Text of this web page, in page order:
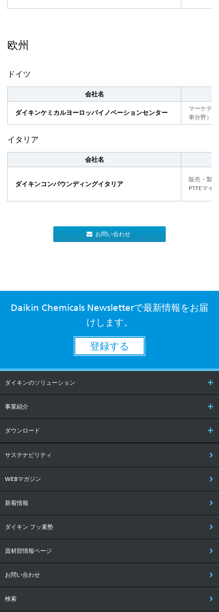
欧州
ドイツ
会社名
ダイキンケミカルヨーロッパイノベーションセンター
マーケテ
車分野）
イタリア
会社名
ダイキンコンパウンディングイタリア
販売・製
PTFEマイ
お問い合わせ
Daikin Chemicals Newsletterで最新情報をお届
けします。
登録する
ダイキンのソリューション
事業紹介
ダウンロード
サステナビリティ
WEBマガジン
新着情報
ダイキン フッ素塾
資材部情報ページ
お問い合わせ
検索